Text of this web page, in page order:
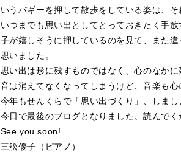
いうバギーを押して散歩をしている姿は、
いつまでも思い出としてとっておきたく手
子が嬉しそうに押しているのを見て、また
思いました。
思い出は形に残すものではなく、心のなかに
音は消えてなくなってしまうけど、音楽も心
今年もせんくらで「思い出づくり」、しまし
今日で最後のブログとなりました。読んでく
See you soon!
三舩優子（ピアノ）